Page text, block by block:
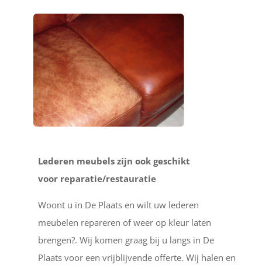
Lederen meubels zijn ook geschikt
voor reparatie/restauratie
Woont u in De Plaats en wilt uw lederen
meubelen repareren of weer op kleur laten
brengen?. Wij komen graag bij u langs in De
Plaats voor een vrijblijvende offerte. Wij halen en